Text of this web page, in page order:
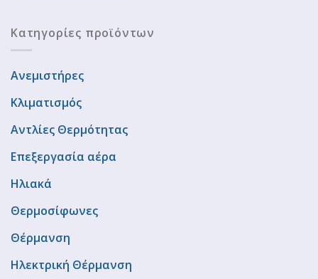
Κατηγορίες προϊόντων
Ανεμιστήρες
Κλιματισμός
Αντλίες Θερμότητας
Επεξεργασία αέρα
Ηλιακά
Θερμοσίφωνες
Θέρμανση
Ηλεκτρική Θέρμανση